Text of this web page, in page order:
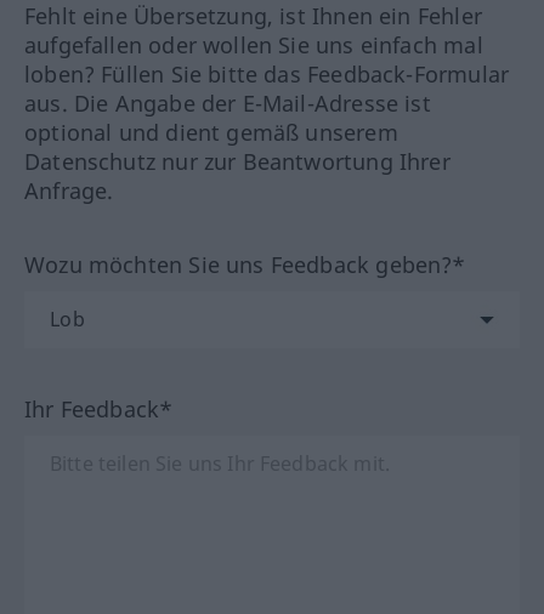
Fehlt eine Übersetzung, ist Ihnen ein Fehler
aufgefallen oder wollen Sie uns einfach mal
loben? Füllen Sie bitte das Feedback-Formular
aus. Die Angabe der E-Mail-Adresse ist
optional und dient gemäß unserem
Datenschutz nur zur Beantwortung Ihrer
Anfrage.
Wozu möchten Sie uns Feedback geben?*
Ihr Feedback*